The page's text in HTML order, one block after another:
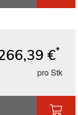
€*
pro Stk